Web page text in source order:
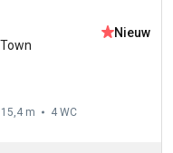
Nieuw
15,4 m 4 WC